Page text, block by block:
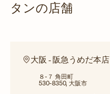
タンの店舗
大阪 ‐ 阪急うめだ本店
８-７ 角田町
530-8350, 大阪市